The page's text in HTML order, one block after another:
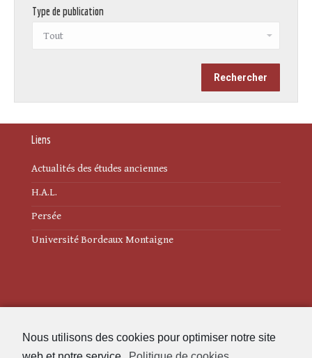
Nous utilisons des cookies pour optimiser notre site
Type de publication
Liens
Actualités des études anciennes
H.A.L.
Persée
Université Bordeaux Montaigne
Politique de cookies (UE)